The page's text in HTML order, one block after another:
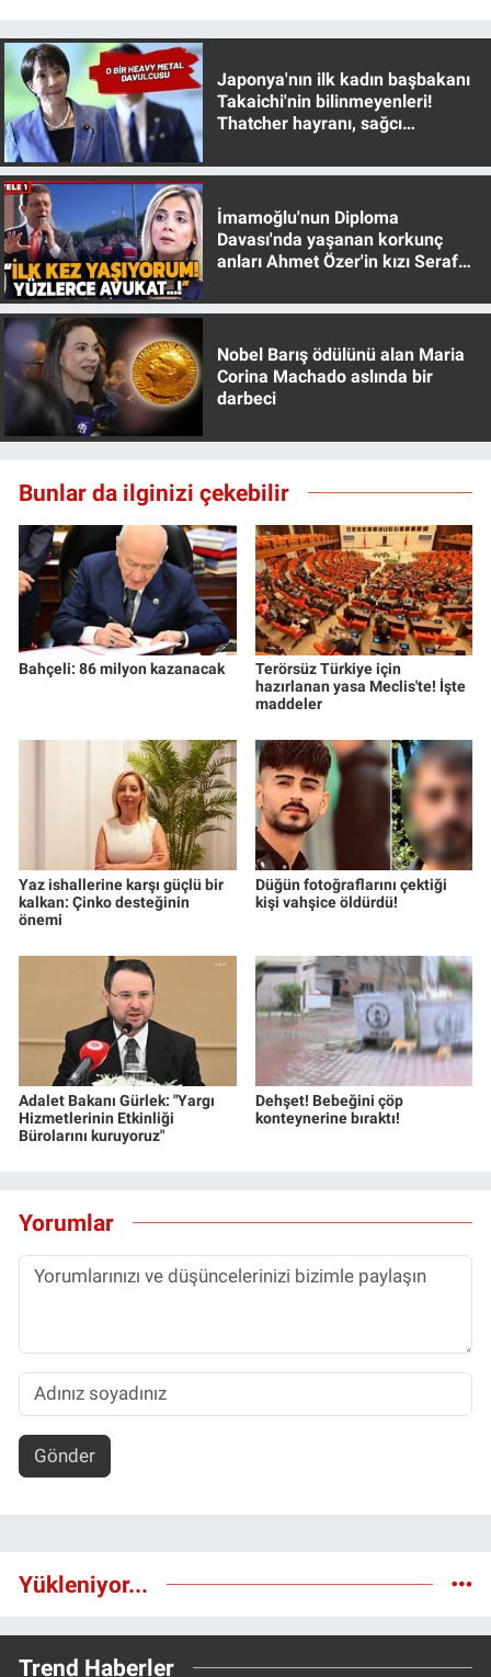
Japonya'nın ilk kadın başbakanı
Takaichi'nin bilinmeyenleri!
Thatcher hayranı, sağcı
İmamoğlu'nun Diploma
Davası'nda yaşanan korkunç
anları Ahmet Özer'in kızı Seraf
Nobel Barış ödülünü alan Maria
Corina Machado aslında bir
darbeci
Bunlar da ilginizi çekebilir
Bahçeli: 86 milyon kazanacak
Terörsüz Türkiye için
hazırlanan yasa Meclis'te! İşte
maddeler
Yaz ishallerine karşı güçlü bir
kalkan: Çinko desteğinin
önemi
Düğün fotoğraflarını çektiği
kişi vahşice öldürdü!
Adalet Bakanı Gürlek: "Yargı
Hizmetlerinin Etkinliği
Bürolarını kuruyoruz"
Dehşet! Bebeğini çöp
konteynerine bıraktı!
Yorumlar
Gönder
Yükleniyor...
Trend Haberler